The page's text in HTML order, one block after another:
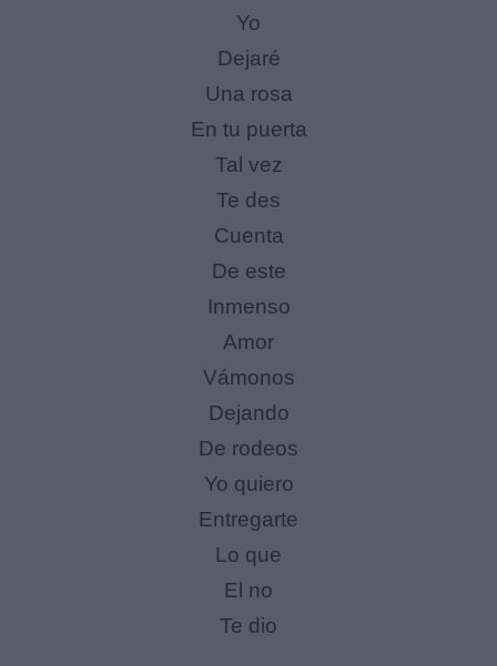
Yo
Dejaré
Una rosa
En tu puerta
Tal vez
Te des
Cuenta
De este
Inmenso
Amor
Vámonos
Dejando
De rodeos
Yo quiero
Entregarte
Lo que
El no
Te dio